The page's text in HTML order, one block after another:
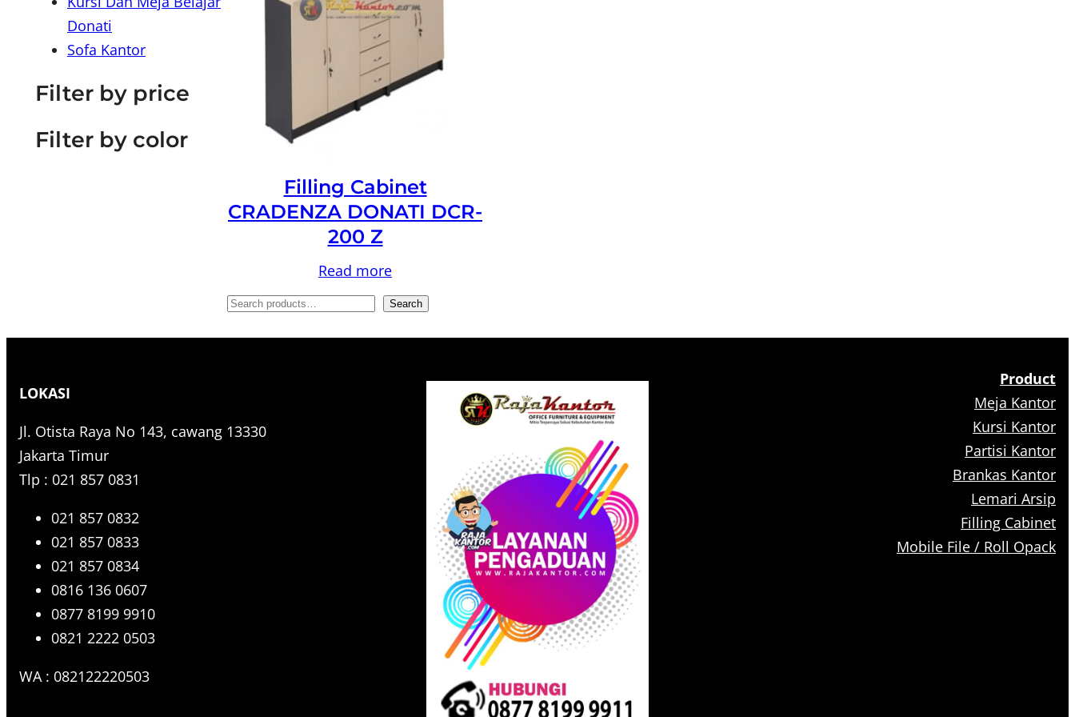
Donati
Sofa Kantor
Filter by price
Filter by color
Filling Cabinet
CRADENZA DONATI DCR-
200 Z
Read more
S
h
Search
LOKASI
Jl. Otista Raya No 143, cawang 13330
Jakarta Timur
Tlp : 021 857 0831
021 857 0832
021 857 0833
021 857 0834
0816 136 0607
0877 8199 9910
0821 2222 0503
WA : 082122220503
Product
Meja Kantor
Kursi Kantor
Partisi Kantor
Brankas Kantor
Lemari Arsip
Filling Cabinet
Mobile File / Roll Opack